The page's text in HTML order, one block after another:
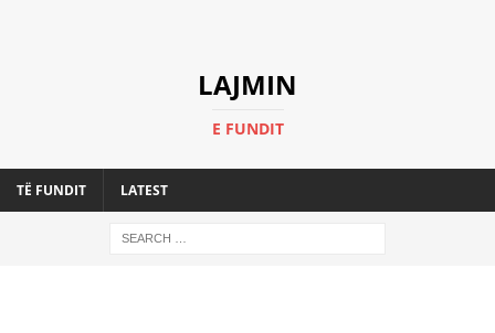
LAJMIN
E FUNDIT
TË FUNDIT LATEST